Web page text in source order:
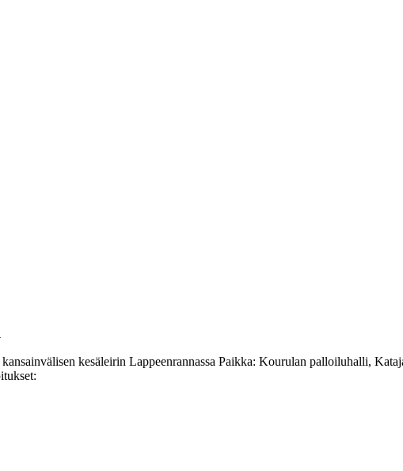
kesäleirin Lappeenrannassa Paikka: Kourulan palloiluhalli,